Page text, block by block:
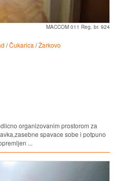
MACCOM 011 Reg. br. 924
/Čukarica /Žarkovo
organizovanim prostorom za
spavace sobe i potpuno
...